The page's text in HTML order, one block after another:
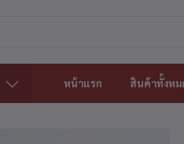
หน้าแรก สินค้าทั้งหม